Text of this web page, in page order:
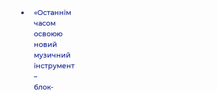
«Останнім
часом
освоюю
новий
музичний
інструмент
–
блок-